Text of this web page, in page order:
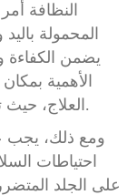
النظافة
المحمولة
يضمن الكفاءة
الأهمية
العلاج، حيث تسهل التوصيلات الآمنة نتائج علاج فعالة.
ومع ذلك، يجب
احتياطات
على الجلد